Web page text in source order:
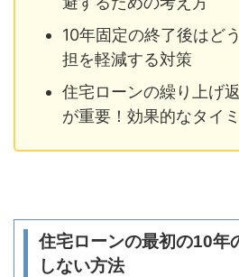
10年固定の終了後はど
担を軽減する対策
住宅ローンの繰り上げ
が重要！効果的なタイ
住宅ローンの最初の10年
しない方法